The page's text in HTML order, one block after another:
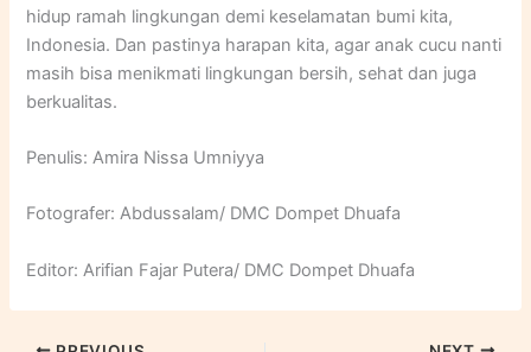
hidup ramah lingkungan demi keselamatan bumi kita,
Indonesia. Dan pastinya harapan kita, agar anak cucu nanti
masih bisa menikmati lingkungan bersih, sehat dan juga
berkualitas.
Penulis: Amira Nissa Umniyya
Fotografer: Abdussalam/ DMC Dompet Dhuafa
Editor: Arifian Fajar Putera/ DMC Dompet Dhuafa